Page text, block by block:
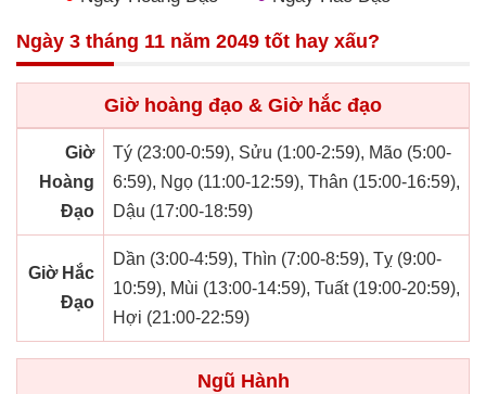
Ngày 3 tháng 11 năm 2049 tốt hay xấu?
Giờ hoàng đạo & Giờ hắc đạo
Giờ
Hoàng
Đạo
Tý (23:00-0:59), Sửu (1:00-2:59), Mão (5:00-
6:59), Ngọ (11:00-12:59), Thân (15:00-16:59),
Dậu (17:00-18:59)
Giờ Hắc
Đạo
Dần (3:00-4:59), Thìn (7:00-8:59), Tỵ (9:00-
10:59), Mùi (13:00-14:59), Tuất (19:00-20:59),
Hợi (21:00-22:59)
Ngũ Hành